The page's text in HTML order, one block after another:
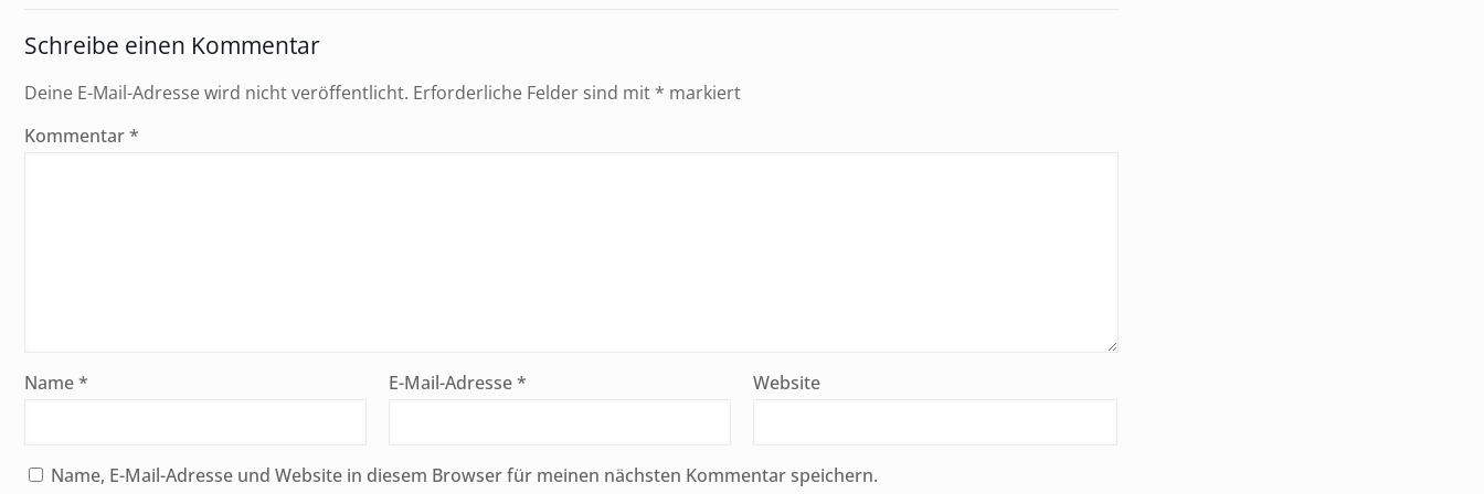
Schreibe einen Kommentar
Deine E-Mail-Adresse wird nicht veröffentlicht. Erforderliche Felder sind mit * markiert
Kommentar*
Name* E-Mail-Adresse* Website
Name, E-Mail-Adresse und Website in diesem Browser für meinen nächsten Kommentar speichern.